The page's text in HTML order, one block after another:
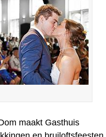
maakt Gasthuis